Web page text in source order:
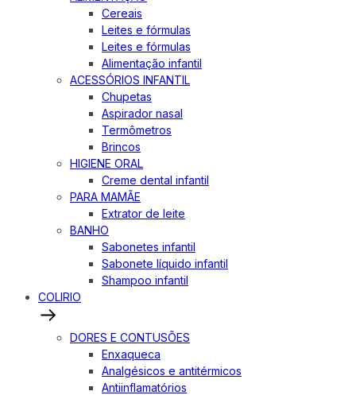
Cereais
Leites e fórmulas
Leites e fórmulas
Alimentação infantil
ACESSÓRIOS INFANTIL
Chupetas
Aspirador nasal
Termômetros
Brincos
HIGIENE ORAL
Creme dental infantil
PARA MAMÃE
Extrator de leite
BANHO
Sabonetes infantil
Sabonete líquido infantil
Shampoo infantil
COLIRIO
DORES E CONTUSÕES
Enxaqueca
Analgésicos e antitérmicos
Antiinflamatórios